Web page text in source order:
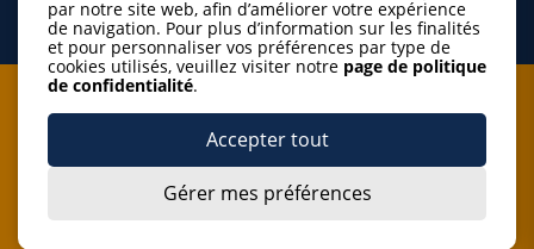
Je m'abonne à l'infolettre
J’accepte de m’abonner à l’infolettre de La Gazette de la
par notre site web, afin d’améliorer votre expérience
de navigation. Pour plus d’information sur les finalités
et pour personnaliser vos préférences par type de
cookies utilisés, veuillez visiter notre page de politique
de confidentialité.
Accepter tout
Gérer mes préférences